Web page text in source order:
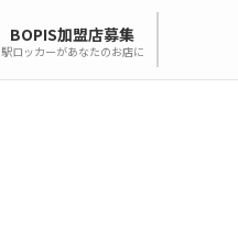
BOPIS加盟店募集
駅ロッカーがあなたのお店に